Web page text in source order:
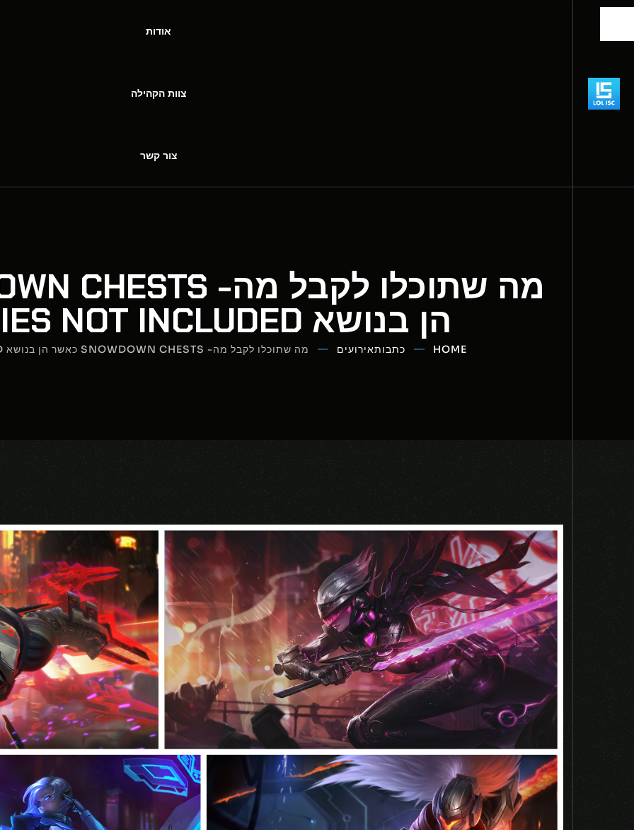
אודות
צוות הקהילה
צור קשר
הן בנושא BATTERIES NOT INCLUDED!
HOME כתבותאירועים מה שתוכלו לקבל מה- SNOWDOWN CHESTS כאשר הן בנושא BATTERIES NOT INCLUDED!